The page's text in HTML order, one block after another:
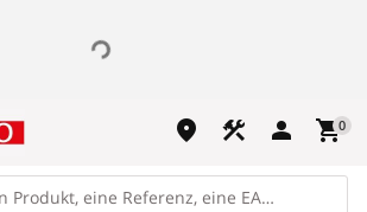
place construction person shopping_cart0